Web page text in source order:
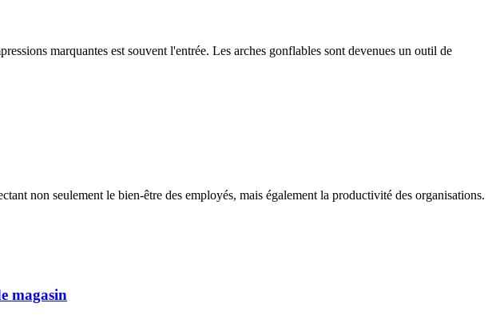
marquantes est souvent l'entrée. Les arches gonflables sont devenues un outil de
non seulement le bien-être des employés, mais également la productivité des organisations.
magasin